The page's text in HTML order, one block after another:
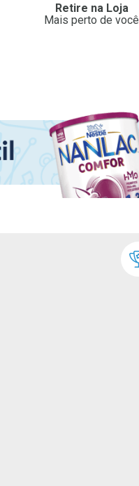
Retire na Loja
Mais perto de você